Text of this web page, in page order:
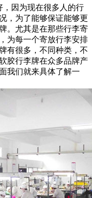
因为现在很多人的行
，为了能够保证能够更
。尤其是在那些行李寄
为每一个寄放行李安排
有很多，不同种类，不
胶行李牌在众多品牌产
我们就来具体了解一